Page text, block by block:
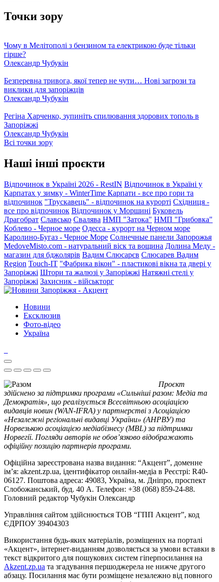
Точки зору
Чому в Мелітополі з бензином та електрикою буде тільки
гірше?
Олександр Чубукін
Безперевна тривога, якої тепер не чути… Нові загрози та
виклики для запоріжців
Олександр Чубукін
Регіна Харченко, зупиніть спилювання здорових тополь в
Запоріжжі
Олександр Чубукін
Всі точки зору
Наші інші проєкти
Відпочинок в Україні 2026 - RestIN Відпочинок в Україні у
Карпатах у зимку - WinterTime Карпати - все про гори та
відпочинок "Трускавець" - відпочинок на курорті Східниця -
все про відпочинок Відпочинок у Моршині Буковель
Драгобрат Славсько Свалява НМП "Затока" НМП "Грибовка"
Коблево - Черное море Одесса - курорт на Черном море
Каролино-Бугаз - Черное Море Солнечные панели Запорожья
MedoveMisto.com - натуральний віск та вощина Долина Меду -
магазин для бджолярів Вадим Слюсарєв Слюсарев Вадим
Region Touch-IT "Фабрика вікон" - пластикові вікна та двері у
Запоріжжі Штори та жалюзі у Запоріжжі Натяжні стелі у
Запоріжжі Захисник - військторг
Новини
Ексклюзив
Фото-відео
Україна
Проєкт
здійснено за підтримки програми «Сильніші разом: Медіа та
Демократія», що реалізується Всесвітньою асоціацією
видавців новин (WAN-IFRA) у партнерстві з Асоціацією
«Незалежні регіональні видавці України» (АНРВУ) та
Норвезькою асоціацією медіабізнесу (MBL) за підтримки
Норвегії. Погляди авторів не обов’язково відображають
офіційну позицію партнерів програми.
Офіційна зареєстрована назва видання: “Акцент”, доменне
ім’я: akzent.zp.ua, ідентифікатор онлайн-медіа в Реєстрі: R40-
06127. Поштова адреса: 49083, Україна, м. Дніпро, проспект
Слобожанський, буд. 40 А. Телефон: +38 (068) 859-24-88.
Головний редактор Чубукін Олександр
Управління сайтом здійснюється ТОВ “ГПП Акцент”, код
ЄДРПОУ 39404303
Використання будь-яких матеріалів, розміщених на порталі
«Акцент», інтернет-виданням дозволяється за умови вставки в
текст відкритого для пошукових систем гіперпосилання на
Akzent.zp.ua та згадування першоджерела не нижче другого
абзацу. Посилання має бути розміщене незалежно від повного